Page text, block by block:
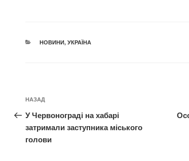
КАТЕГОРІЇ
НОВИНИ, УКРАЇНА
Навігація
записів
Попередній
запис:
НАЗАД
У Червонограді на хабарі
затримали заступника міського
голови